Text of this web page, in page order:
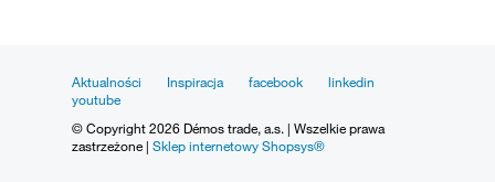
Aktualności Inspiracja facebook
linkedin
youtube
© Copyright 2026 Démos trade, a.s. | Wszelkie prawa
zastrzeżone | Sklep internetowy Shopsys®